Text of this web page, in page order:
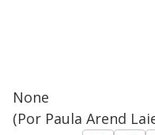
None
(Por Paula Arend